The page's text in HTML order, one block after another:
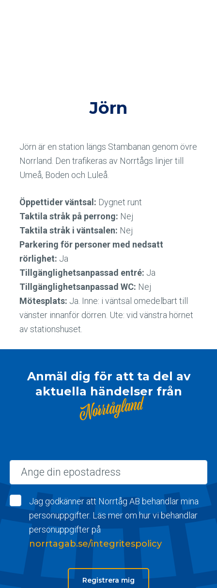
Jörn
Jörn är en station längs Stambanan genom övre
Norrland. Den trafikeras av Norrtågs linjer till
Umeå, Boden och Luleå.
Öppettider väntsal: Dygnet runt
Taktila stråk på perrong: Nej
Taktila stråk i väntsalen: Nej
Parkering för personer med nedsatt
rörlighet: Ja
Tillgänglighetsanpassad entré: Ja
Tillgänglighetsanpassad WC: Nej
Mötesplats: Ja. Inne: i väntsal omedelbart till
vänster innanför dörren. Ute: vid vänstra hörnet
av stationshuset.
Anmäl dig för att ta del av
aktuella händelser från
Norrtågland
Jag godkänner att Norrtåg AB behandlar mina
personuppgifter. Läs mer om hur vi behandlar
personuppgifter på
norrtagab.se/integritespolicy
Registrera mig